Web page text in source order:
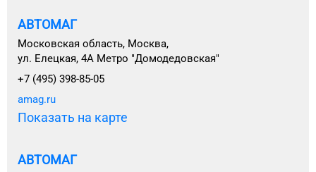
АВТОМАГ
Московская область, Москва,
ул. Елецкая, 4А Метро "Домодедовская"
+7 (495) 398-85-05
amag.ru
Показать на карте
АВТОМАГ